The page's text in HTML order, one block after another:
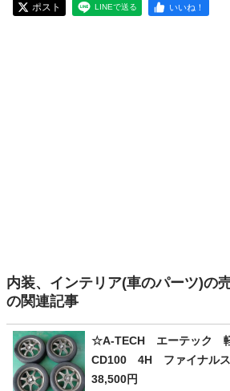
ポスト LINEで送る いいね！
内装、インテリア(車のパーツ)の
の関連記事
☆A-TECH エーテック
CD100 4H ファイナルス
38,500円